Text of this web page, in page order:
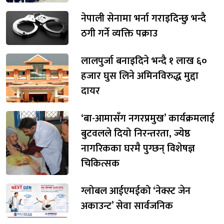
नेपाली सेनामा भर्ना गराइदिन्छु भन्दै
ठगी गर्ने व्यक्ति पक्राउ
लालपुर्जा बनाइदिने भन्दै १ लाख ६०
हजार घुस लिने अमिनविरुद्ध मुद्दा
दायर
‘बा-आमासँग नगरप्रमुख’ कार्यक्रमलाई
बुटवलले दियो निरन्तरता, ज्येष्ठ
नागरिकका घरमै पुग्छन् विशेषज्ञ
चिकित्सक
ग्लोबल आईएमईको ‘नेक्स्ट जेन
अकाउन्ट’ सेवा सार्वजनिक